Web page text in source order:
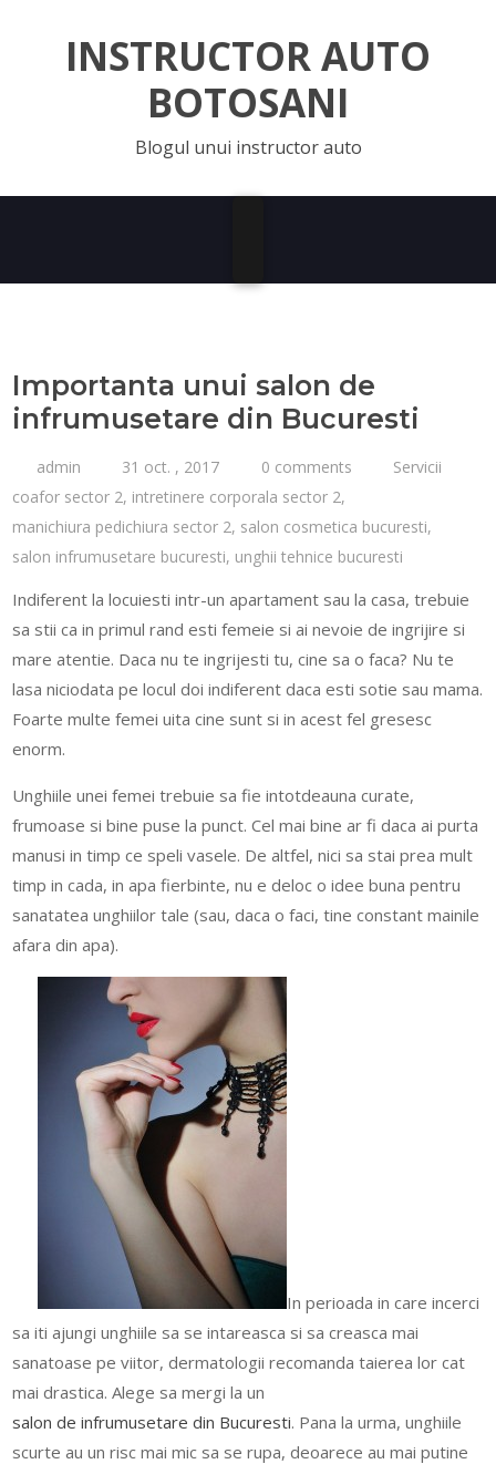
INSTRUCTOR AUTO
BOTOSANI
Blogul unui instructor auto
Importanta unui salon de
infrumusetare din Bucuresti
admin 31 oct. , 2017 0 comments
Servicii
coafor sector 2, intretinere corporala sector 2,
manichiura pedichiura sector 2, salon cosmetica bucuresti,
salon infrumusetare bucuresti, unghii tehnice bucuresti
Indiferent la locuiesti intr-un apartament sau la casa, trebuie
sa stii ca in primul rand esti femeie si ai nevoie de ingrijire si
mare atentie. Daca nu te ingrijesti tu, cine sa o faca? Nu te
lasa niciodata pe locul doi indiferent daca esti sotie sau mama.
Foarte multe femei uita cine sunt si in acest fel gresesc
enorm.
Unghiile unei femei trebuie sa fie intotdeauna curate,
frumoase si bine puse la punct. Cel mai bine ar fi daca ai purta
manusi in timp ce speli vasele. De altfel, nici sa stai prea mult
timp in cada, in apa fierbinte, nu e deloc o idee buna pentru
sanatatea unghiilor tale (sau, daca o faci, tine constant mainile
afara din apa).
In perioada in care incerci
sa iti ajungi unghiile sa se intareasca si sa creasca mai
sanatoase pe viitor, dermatologii recomanda taierea lor cat
mai drastica. Alege sa mergi la un
salon de infrumusetare din Bucuresti. Pana la urma, unghiile
scurte au un risc mai mic sa se rupa, deoarece au mai putine